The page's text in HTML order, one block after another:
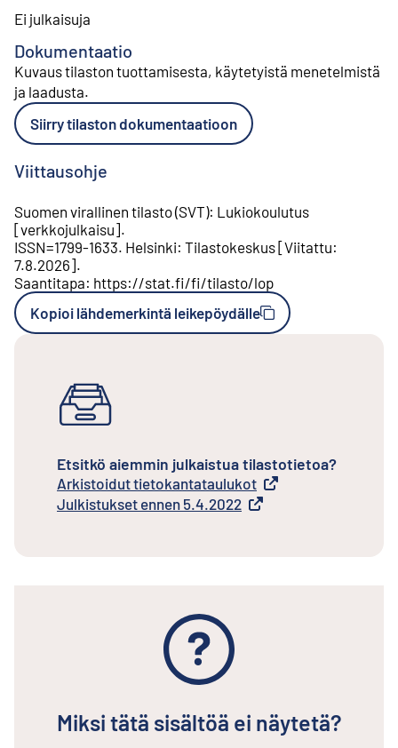
Ei julkaisuja
Dokumentaatio
Kuvaus tilaston tuottamisesta, käytetyistä menetelmistä
ja laadusta.
Siirry tilaston dokumentaatioon
Viittausohje
Suomen virallinen tilasto (SVT): Lukiokoulutus
[verkkojulkaisu].
ISSN=1799-1633. Helsinki: Tilastokeskus[Viitattu:
7.8.2026].
Saantitapa: https://stat.fi/fi/tilasto/lop
Kopioi lähdemerkintä leikepöydälle
Etsitkö aiemmin julkaistua tilastotietoa?
Arkistoidut tietokantataulukot
Ulkoinen linkki
Julkistukset ennen 5.4.2022
Ulkoinen linkki
Miksi tätä sisältöä ei näytetä?